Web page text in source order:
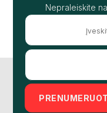
Nepraleiskite